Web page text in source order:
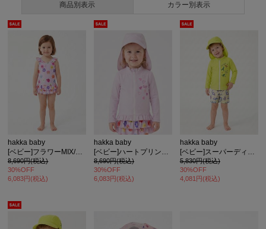
商品別表示 カラー別表示
hakka baby
[ベビー]フラワーMIX/チェックフラワープリントスイムワンピース(UVカット)
8,690円(税込)
30%OFF
6,083円(税込)
hakka baby
8,690円(税込)
30%OFF
6,083円(税込)
hakka baby
5,830円(税込)
30%OFF
4,081円(税込)